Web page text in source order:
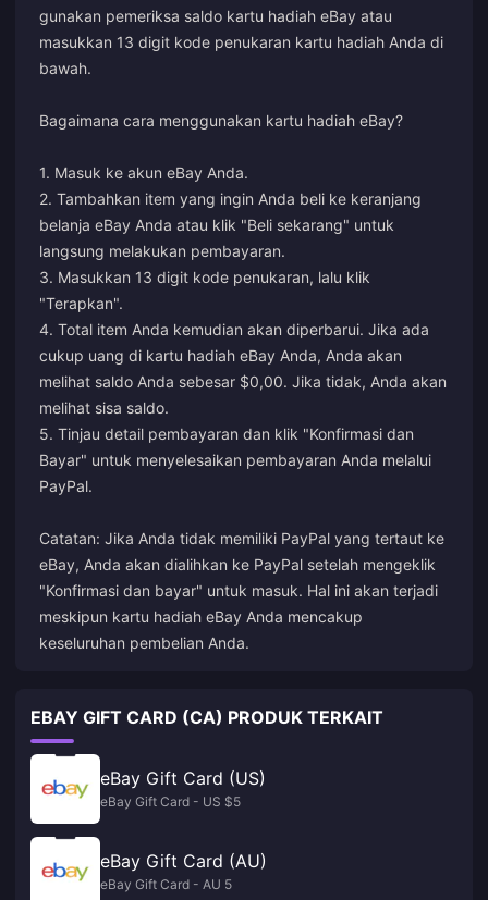
gunakan pemeriksa saldo kartu hadiah eBay atau
masukkan 13 digit kode penukaran kartu hadiah Anda di
bawah.
Bagaimana cara menggunakan kartu hadiah eBay?
1. Masuk ke akun eBay Anda.
2. Tambahkan item yang ingin Anda beli ke keranjang
belanja eBay Anda atau klik "Beli sekarang" untuk
langsung melakukan pembayaran.
3. Masukkan 13 digit kode penukaran, lalu klik
"Terapkan".
4. Total item Anda kemudian akan diperbarui. Jika ada
cukup uang di kartu hadiah eBay Anda, Anda akan
melihat saldo Anda sebesar $0,00. Jika tidak, Anda akan
melihat sisa saldo.
5. Tinjau detail pembayaran dan klik "Konfirmasi dan
Bayar" untuk menyelesaikan pembayaran Anda melalui
PayPal.
Catatan: Jika Anda tidak memiliki PayPal yang tertaut ke
eBay, Anda akan dialihkan ke PayPal setelah mengeklik
"Konfirmasi dan bayar" untuk masuk. Hal ini akan terjadi
meskipun kartu hadiah eBay Anda mencakup
keseluruhan pembelian Anda.
EBAY GIFT CARD (CA) PRODUK TERKAIT
eBay Gift Card (US)
eBay Gift Card - US $5
eBay Gift Card (AU)
eBay Gift Card - AU 5